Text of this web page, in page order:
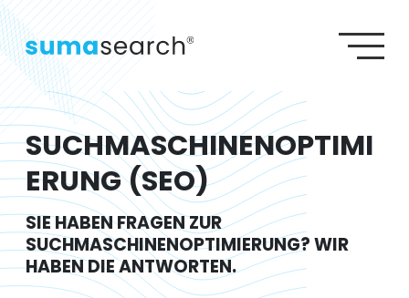
Agenturleistungen Lexikon Wiki
SSEO AGENTUR
SSEA AGENTUR
G
GEO AGENTUR
W
WEBDESIGN AGENTUR
SUCHMASCHINENOPTIMI
ERUNG (SEO)
SIE HABEN FRAGEN ZUR
SUCHMASCHINENOPTIMIERUNG? WIR
HABEN DIE ANTWORTEN.